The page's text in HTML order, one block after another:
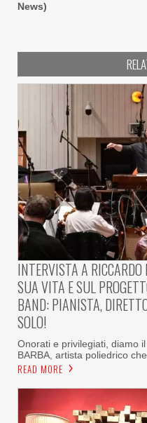
News)
INTERVISTA A
SUA VITA E SUL
BAND: PIANISTA,
SOLO!
Onorati e privilegiati, diamo
BARBA, artista poliedrico
READ MORE